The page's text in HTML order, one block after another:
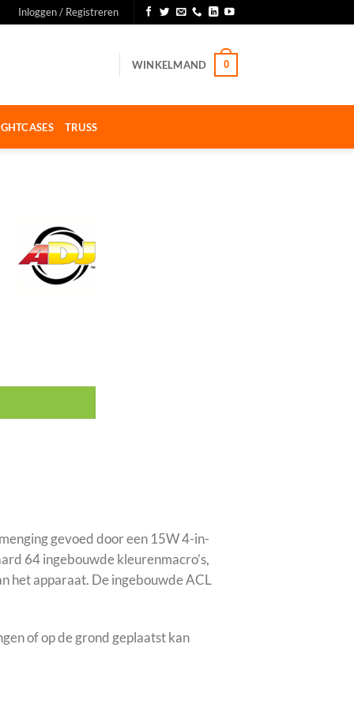
Inloggen / Registreren
WINKELMAND 0
TRUSS
gevoed door een 15W 4-in-
64 ingebouwde kleurenmacro’s,
het apparaat. De ingebouwde ACL
of op de grond geplaatst kan